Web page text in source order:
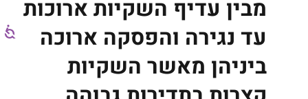
מבין עדיף השקיות ארוכות
עד נגירה והפסקה ארוכה
ביניהן מאשר השקיות